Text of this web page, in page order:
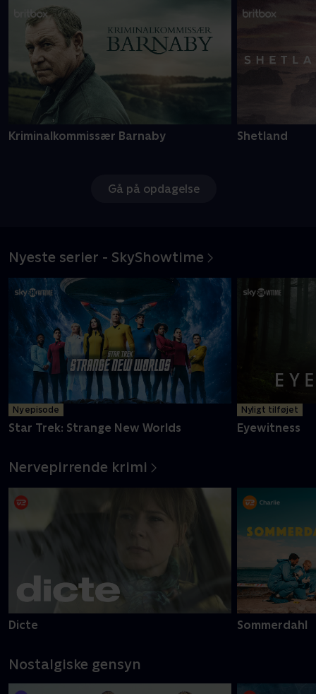
Kriminalkommissær Barnaby Shetland
Gå på opdagelse
Nyeste serier - SkyShowtime
Ny episode
Star Trek: Strange New Worlds
Nyligt tilføjet
Eyewitness
Nervepirrende krimi
Dicte Sommerdahl
Nostalgiske gensyn